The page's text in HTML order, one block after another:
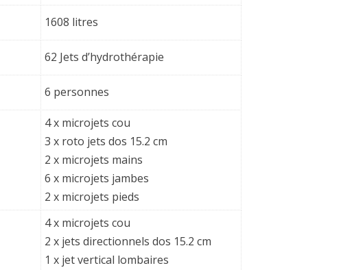
1608 litres
62 Jets d’hydrothérapie
6 personnes
4 x microjets cou
3 x roto jets dos 15.2 cm
2 x microjets mains
6 x microjets jambes
2 x microjets pieds
4 x microjets cou
2 x jets directionnels dos 15.2 cm
1 x jet vertical lombaires